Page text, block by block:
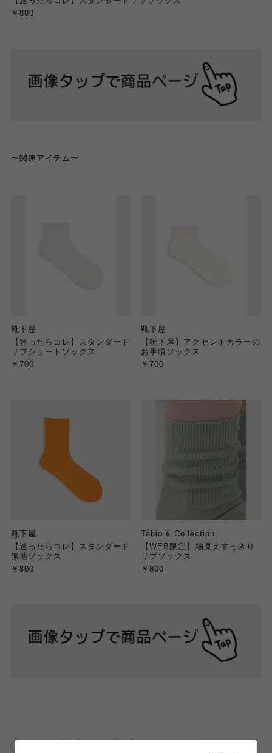
￥800
〜関連アイテム〜
靴下屋
【迷ったらコレ】スタンダード
リブショートソックス
￥700
靴下屋
【靴下屋】アクセントカラーの
お手頃ソックス
￥700
靴下屋
【迷ったらコレ】スタンダード
無地ソックス
￥800
Tabio e Collection
【WEB限定】細見えすっきり
リブソックス
￥800